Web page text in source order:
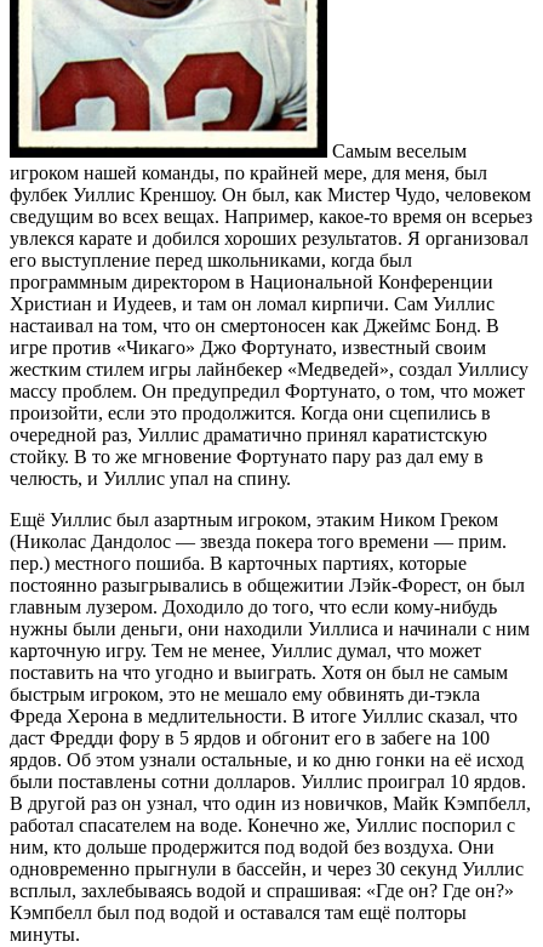
Самым веселым
игроком нашей команды, по крайней мере, для меня, был
фулбек Уиллис Креншоу. Он был, как Мистер Чудо, человеком
сведущим во всех вещах. Например, какое-то время он всерьез
увлекся карате и добился хороших результатов. Я организовал
его выступление перед школьниками, когда был
программным директором в Национальной Конференции
Христиан и Иудеев, и там он ломал кирпичи. Сам Уиллис
настаивал на том, что он смертоносен как Джеймс Бонд. В
игре против «Чикаго» Джо Фортунато, известный своим
жестким стилем игры лайнбекер «Медведей», создал Уиллису
массу проблем. Он предупредил Фортунато, о том, что может
произойти, если это продолжится. Когда они сцепились в
очередной раз, Уиллис драматично принял каратистскую
стойку. В то же мгновение Фортунато пару раз дал ему в
челюсть, и Уиллис упал на спину.
Ещё Уиллис был азартным игроком, этаким Ником Греком
(Николас Дандолос — звезда покера того времени — прим.
пер.) местного пошиба. В карточных партиях, которые
постоянно разыгрывались в общежитии Лэйк-Форест, он был
главным лузером. Доходило до того, что если кому-нибудь
нужны были деньги, они находили Уиллиса и начинали с ним
карточную игру. Тем не менее, Уиллис думал, что может
поставить на что угодно и выиграть. Хотя он был не самым
быстрым игроком, это не мешало ему обвинять ди-тэкла
Фреда Херона в медлительности. В итоге Уиллис сказал, что
даст Фредди фору в 5 ярдов и обгонит его в забеге на 100
ярдов. Об этом узнали остальные, и ко дню гонки на её исход
были поставлены сотни долларов. Уиллис проиграл 10 ярдов.
В другой раз он узнал, что один из новичков, Майк Кэмпбелл,
работал спасателем на воде. Конечно же, Уиллис поспорил с
ним, кто дольше продержится под водой без воздуха. Они
одновременно прыгнули в бассейн, и через 30 секунд Уиллис
всплыл, захлебываясь водой и спрашивая: «Где он? Где он?»
Кэмпбелл был под водой и оставался там ещё полторы
минуты.